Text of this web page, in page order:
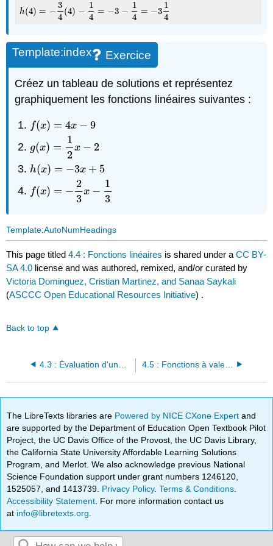
h(4) = −
3
4
(4) −
1
4
= −3 −
1
4
= −3
1
4
h(4)=−34(4)−1 4= −3 −1 4=− 31 4
Exercice
Template:index
Créez un tableau de solutions et représentez
graphiquement les fonctions linéaires suivantes :
f(x) = 4x − 9
f(x)= 4x −9
g(x) =
1
2
x − 2
g(x)=1 2x−2
h(x) = −3x + 5
h(x)=− 3x+5
f(x) = −
2
3
x −
1
3
f(x)= −2 3x−1 3
Template:AutoNumHeadings
This page titled4.4 : Fonctions linéaires is shared under aCC BY-
SA 4.0 license and was authored, remixed, and/or curated by
Victoria Dominguez, Cristian Martinez, and Sanaa Saykali
(ASCCC Open Educational Resources Initiative) .
Back to top
4.5 : Fonctions à valeur absolue
The LibreTexts libraries are Powered by NICE CXone Expertand
are supported by the Department of Education Open Textbook Pilot
Project, the UC Davis Office of the Provost, the UC Davis Library,
the California State University Affordable Learning Solutions
Program, and Merlot. We also acknowledge previous National
Science Foundation support under grant numbers 1246120,
1525057, and 1413739. Privacy Policy.Terms & Conditions
Accessibility Statement . For more information contact us
at info@libretexts.org